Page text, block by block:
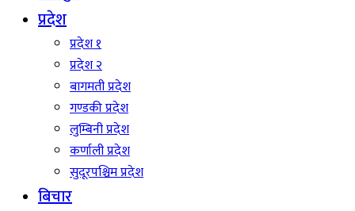
प्रदेश
प्रदेश १
प्रदेश २
बागमती प्रदेश
गण्डकी प्रदेश
लुम्बिनी प्रदेश
कर्णाली प्रदेश
सुदूरपश्चिम प्रदेश
बिचार